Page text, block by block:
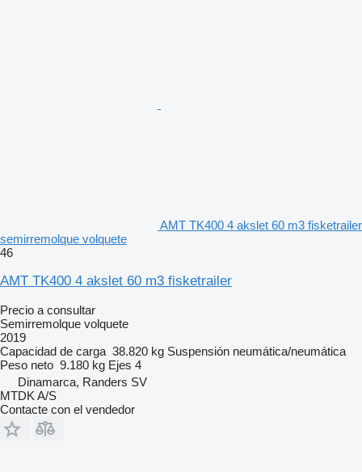
AMT TK400 4 akslet 60 m3 fisketrailer
semirremolque volquete
46
AMT TK400 4 akslet 60 m3 fisketrailer
Precio a consultar
Semirremolque volquete
2019
Capacidad de carga 38.820 kg Suspensión neumática/neumática
Peso neto 9.180 kg Ejes 4
Dinamarca, Randers SV
MTDK A/S
Contacte con el vendedor